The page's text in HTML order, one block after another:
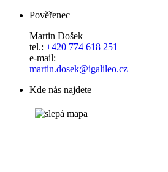
Pověřenec
Martin Došek
tel.: +420 774 618 251
e-mail:
​​​​​​​martin.dosek@igalileo.cz
Kde nás najdete